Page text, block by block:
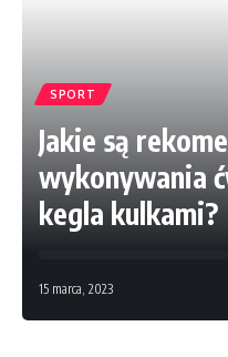
SPORT
Jakie są
wykonywania
kegla kulkami?
15 marca, 2023